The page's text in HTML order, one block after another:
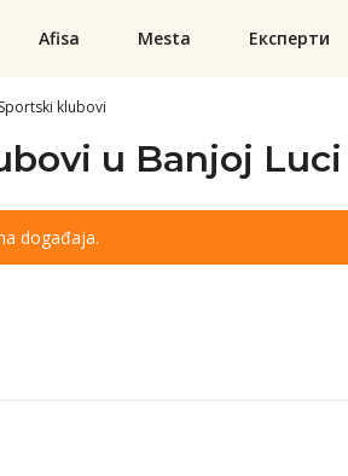
Afisa Mesta Експерти
Sportski klubovi
u Banjoj Luci
događaja.